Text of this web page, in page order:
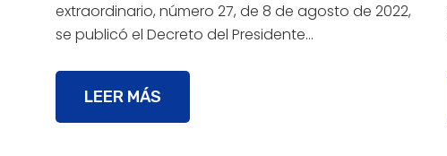
extraordinario, número 27, de 8 de agosto de 2022,
se publicó el Decreto del Presidente…
LEER MÁS